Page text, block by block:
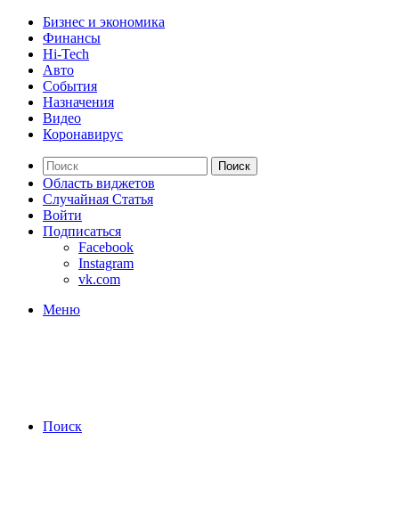
Бизнес и экономика
Финансы
Hi-Tech
Авто
События
Назначения
Видео
Коронавирус
Поиск
Область виджетов
Случайная Статья
Войти
Подписаться
Facebook
Instagram
vk.com
Меню
Поиск